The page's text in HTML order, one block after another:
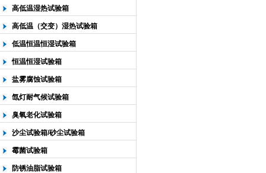
高低温湿热试验箱
高低温（交变）湿热试验箱
低温恒温恒湿试验箱
恒温恒湿试验箱
盐雾腐蚀试验箱
氙灯耐气候试验箱
臭氧老化试验箱
沙尘试验箱/砂尘试验箱
霉菌试验箱
防锈油脂试验箱